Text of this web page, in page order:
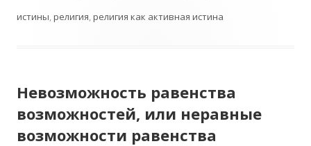
истины,религия,религия как активная истина
Невозможность равенства
возможностей, или неравные
возможности равенства